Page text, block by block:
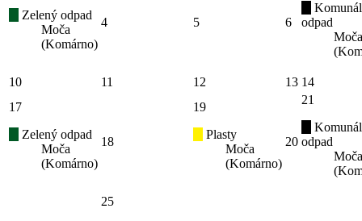
Zelený odpad
Moča
(Komárno)
4 5 6
odpad
Moča
10 11 12 13 14
17
Zelený odpad
Moča
(Komárno)
18
19
Plasty
Moča
(Komárno)
20
21
odpad
Moča
25